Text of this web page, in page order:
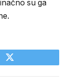
su ga
Twitter